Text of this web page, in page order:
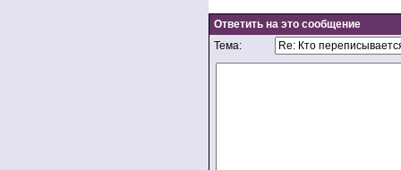
Ответить на это сообщение
Тема: